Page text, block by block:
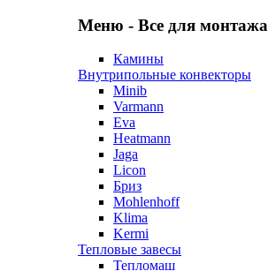
Меню - Все для монтажа
Камины
Внутрипольные конвекторы
Minib
Varmann
Eva
Heatmann
Jaga
Licon
Бриз
Mohlenhoff
Klima
Kermi
Тепловые завесы
Тепломаш